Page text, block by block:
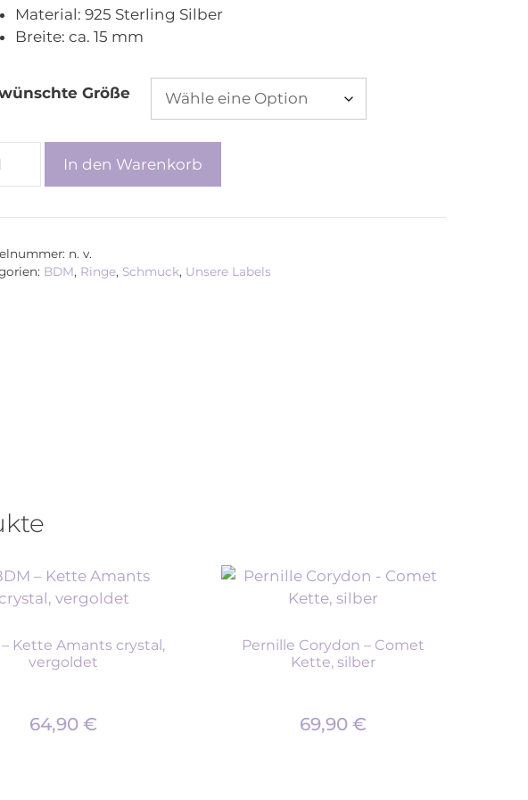
Material: 925 Sterling Silber
Breite:ca. 15 mm
Größe
In den Warenkorb
n. v.
BDM, Ringe, Schmuck, Unsere Labels
– Kette Amants crystal,
vergoldet
64,90€
Pernille Corydon – Comet
Kette, silber
69,90€